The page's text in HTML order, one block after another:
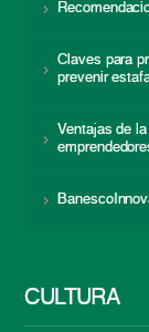
Claves para
prevenir
Ventajas de
CULTURA